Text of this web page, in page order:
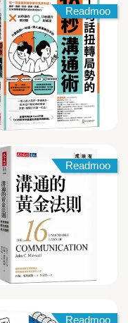
Readmoo
Readmoo
Readmoo